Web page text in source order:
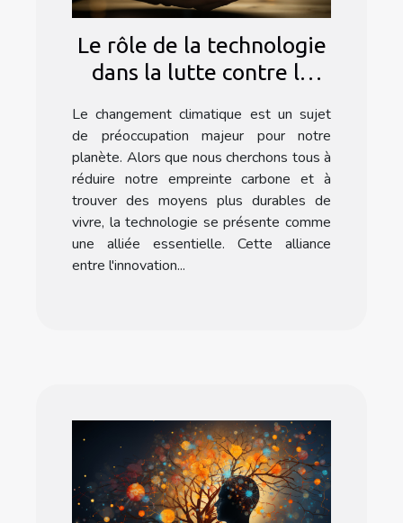
Le rôle de la technologie
dans la lutte contre le
Le changement climatique est un sujet
de préoccupation majeur pour notre
planète. Alors que nous cherchons tous à
réduire notre empreinte carbone et à
trouver des moyens plus durables de
vivre, la technologie se présente comme
une alliée essentielle. Cette alliance
entre l'innovation...